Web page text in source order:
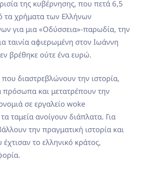
της κυβέρνησης, που πετά 6,5
τα χρήματα των Ελλήνων
για μια «Οδύσσεια»-παρωδία, την
ταινία αφιερωμένη στον Ιωάννη
βρέθηκε ούτε ένα ευρώ.
διαστρεβλώνουν την ιστορία,
πρόσωπα και μετατρέπουν την
σε εργαλείο woke
ταμεία ανοίγουν διάπλατα. Για
την πραγματική ιστορία και
το ελληνικό κράτος,